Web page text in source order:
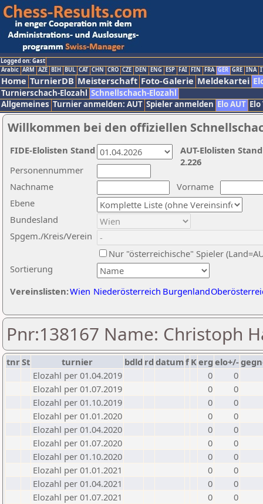
Logged on: Gast
Arabic ARM AZE BIH BUL CAT CHN CRO CZE DEN ENG ESP FAI FIN FRA GER GRE INA
Home TurnierDB Meisterschaft Foto-Galerie Meldekartei
Turnierschach-Elozahl Schnellschach-Elozahl
Allgemeines Turnier anmelden: AUT Spieler anmelden Elo AUT
Willkommen bei den offiziellen
Nachname
Vorname
Ebene
Sortierung
Personennummer
Bundesland
Spgem./Kreis/Verein
Nur "österreichische" Spieler
Vereinslisten:Wien Niederösterreich Burgenland
AUT-Elolisten
2.226
FIDE-Elolisten Stand
Pnr:138167 Name: Christoph
tnrSt turnier bdld rd datumf Kerg elo+/-
Elozahl per 01.04.2019
0
0
Elozahl per 01.07.2019
0
0
Elozahl per 01.10.2019
0
0
Elozahl per 01.01.2020
0
0
Elozahl per 01.04.2020
0
0
Elozahl per 01.07.2020
0
0
Elozahl per 01.10.2020
0
0
Elozahl per 01.01.2021
0
0
Elozahl per 01.04.2021
0
0
Elozahl per 01.07.2021
0
0